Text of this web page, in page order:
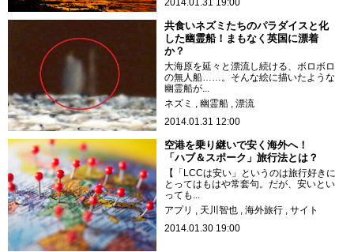
2014.01.31 19:00
共食いネズミたちのパラダイスと化
した幽霊船！まもなく英国に漂着
か？
大海原を延々と漂流し続ける、ボロボロ
の無人船……。そんな絵に描いたような
幽霊船が...
ネズミ
幽霊船
漂流
2014.01.31 12:00
空港を乗り継いで安く海外へ！
「ハブ＆スポーク」旅行法とは？
【「LCCは安い」というのは旅行好きに
とってはもはや常套句。だが、安いとい
っても...
アプリ
天川智也 海外旅行
サイト
2014.01.30 19:00